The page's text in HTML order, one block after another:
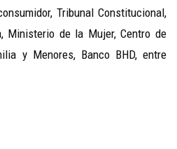
Tribunal Constitucional,
Ministerio de la Mujer, Centro de
y Menores, Banco BHD, entre